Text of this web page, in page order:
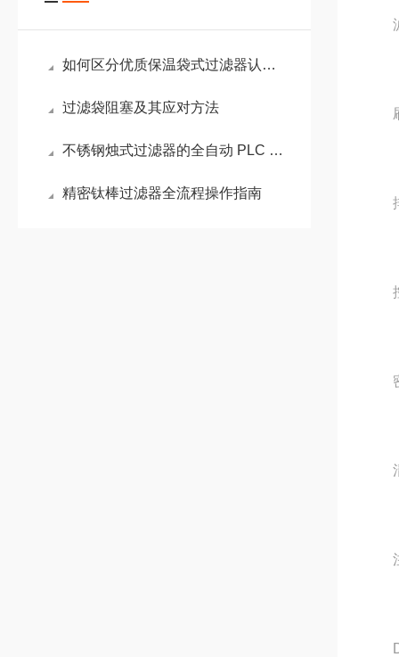
如何区分优质保温袋式过滤器认准这几项核心配置
过滤袋阻塞及其应对方法
不锈钢烛式过滤器的全自动 PLC 控制系统配置方案
精密钛棒过滤器全流程操作指南
滤
刷
排
控
密
清
注